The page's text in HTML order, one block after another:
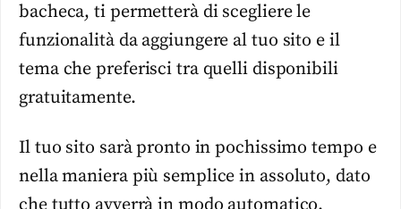
bacheca, ti permetterà di scegliere le
funzionalità da aggiungere al tuo sito e il
tema che preferisci tra quelli disponibili
gratuitamente.
Il tuo sito sarà pronto in pochissimo tempo e
nella maniera più semplice in assoluto, dato